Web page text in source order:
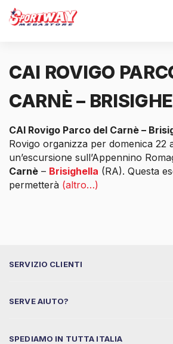
CAI ROVIGO
CARNÈ –
CAI Rovigo Parco del Carnè –
Rovigo organizza per domenica 22
un’escursione sull’Appennino
Carnè – Brisighella (RA). Questa
permetterà (altro…)
SERVIZIO CLIENTI
SERVE AIUTO?
SPEDIAMO IN TUTTA ITALIA